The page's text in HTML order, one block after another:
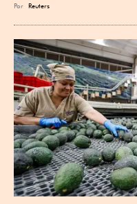
Por Reuters